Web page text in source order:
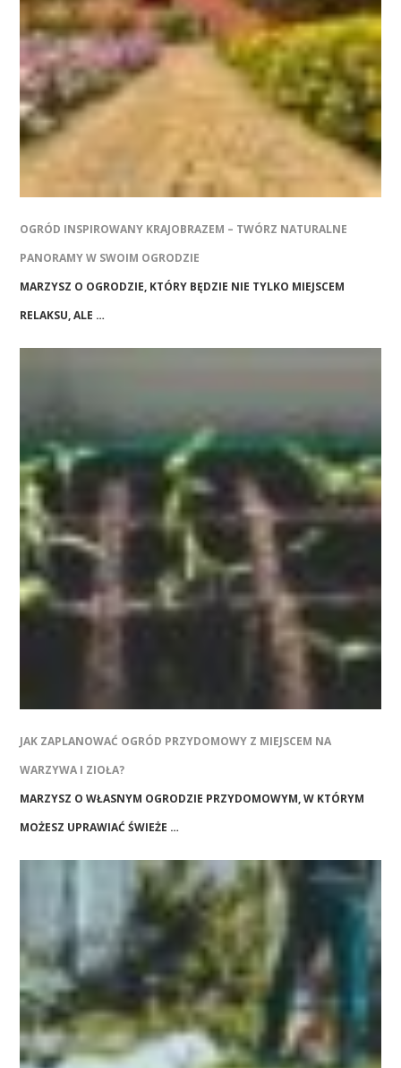
OGRÓD INSPIROWANY KRAJOBRAZEM – TWÓRZ NATURALNE
PANORAMY W SWOIM OGRODZIE
MARZYSZ O OGRODZIE, KTÓRY BĘDZIE NIE TYLKO MIEJSCEM
RELAKSU, ALE …
JAK ZAPLANOWAĆ OGRÓD PRZYDOMOWY Z MIEJSCEM NA
WARZYWA I ZIOŁA?
MARZYSZ O WŁASNYM OGRODZIE PRZYDOMOWYM, W KTÓRYM
MOŻESZ UPRAWIAĆ ŚWIEŻE …